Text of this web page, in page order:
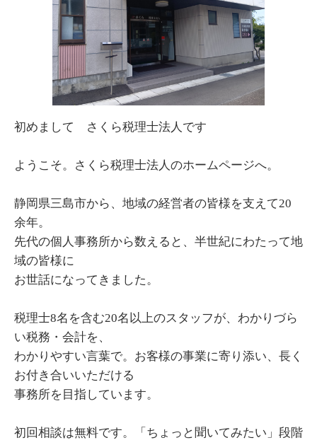
初めまして さくら税理士法人です
ようこそ。さくら税理士法人のホームページへ。
静岡県三島市から、地域の経営者の皆様を支えて20
余年。
先代の個人事務所から数えると、半世紀にわたって地
域の皆様に
お世話になってきました。
税理士8名を含む20名以上のスタッフが、わかりづら
い税務・会計を、
わかりやすい言葉で。お客様の事業に寄り添い、長く
お付き合いいただける
事務所を目指しています。
初回相談は無料です。「ちょっと聞いてみたい」段階